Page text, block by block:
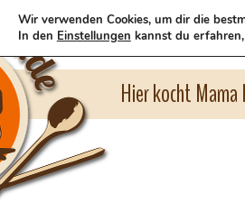
Hier kocht
Wir verwenden Cookies, um dir die
In den Einstellungen kannst du